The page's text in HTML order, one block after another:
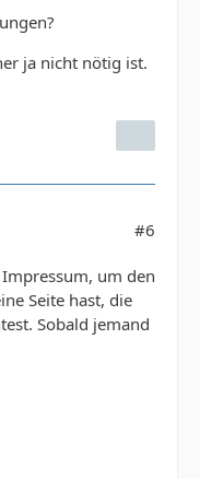
ja nicht nötig ist.
#6
um den
Seite hast, die
Sobald jemand